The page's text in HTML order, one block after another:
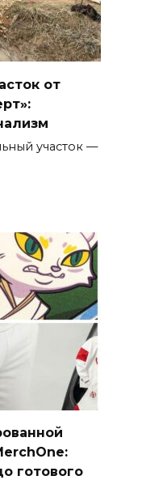
от
участок —
готового